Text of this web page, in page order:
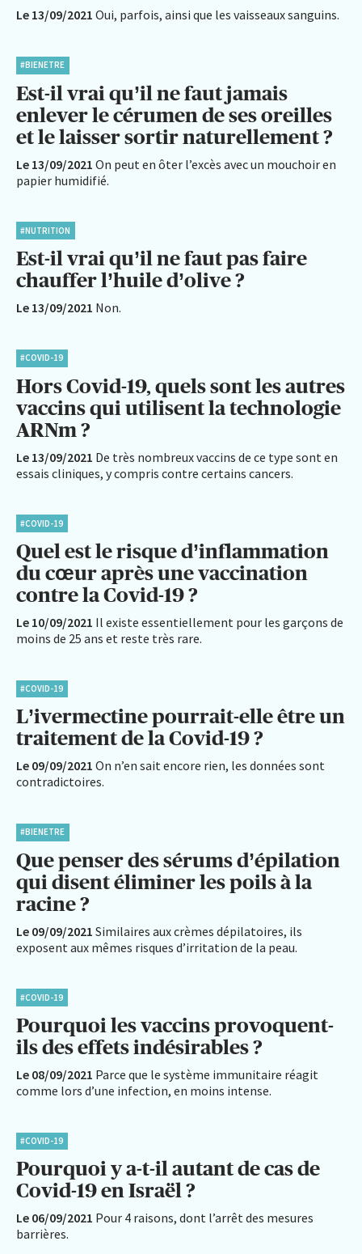
Le 13/09/2021 Oui, parfois, ainsi que les vaisseaux sanguins.
#BIENETRE
Est-il vrai qu’il ne faut jamais
enlever le cérumen de ses oreilles
et le laisser sortir naturellement ?
Le 13/09/2021 On peut en ôter l’excès avec un mouchoir en
papier humidifié.
#NUTRITION
Est-il vrai qu’il ne faut pas faire
chauffer l’huile d’olive ?
Le 13/09/2021 Non.
#COVID-19
Hors Covid-19, quels sont les autres
vaccins qui utilisent la technologie
ARNm ?
Le 13/09/2021 De très nombreux vaccins de ce type sont en
essais cliniques, y compris contre certains cancers.
#COVID-19
Quel est le risque d’inflammation
du cœur après une vaccination
contre la Covid-19 ?
Le 10/09/2021 Il existe essentiellement pour les garçons de
moins de 25 ans et reste très rare.
#COVID-19
L’ivermectine pourrait-elle être un
traitement de la Covid-19 ?
Le 09/09/2021 On n’en sait encore rien, les données sont
contradictoires.
#BIENETRE
Que penser des sérums d’épilation
qui disent éliminer les poils à la
racine ?
Le 09/09/2021 Similaires aux crèmes dépilatoires, ils
exposent aux mêmes risques d’irritation de la peau.
#COVID-19
Pourquoi les vaccins provoquent-
ils des effets indésirables ?
Le 08/09/2021 Parce que le système immunitaire réagit
comme lors d’une infection, en moins intense.
#COVID-19
Pourquoi y a-t-il autant de cas de
Covid-19 en Israël ?
Le 06/09/2021 Pour 4 raisons, dont l’arrêt des mesures
barrières.